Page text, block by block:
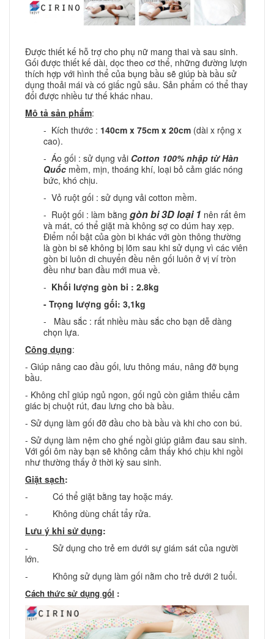
Được thiết kế hỗ trợ cho phụ nữ mang thai và sau sinh.
Gối được thiết kế dài, dọc theo cơ thể, những đường lượn
thích hợp với hình thể của bụng bầu sẽ giúp bà bầu sử
dụng thoải mái và có giấc ngủ sâu. Sản phẩm có thể thay
đổi được nhiều tư thế khác nhau.
Mô tả sản phẩm:
- Kích thước : 140cm x 75cm x 20cm (dài x rộng x
cao).
- Áo gối : sử dụng vải Cotton 100% nhập từ Hàn
Quốc mềm, mịn, thoáng khí, loại bỏ cảm giác nóng
bức, khó chịu.
- Vỏ ruột gối : sử dụng vải cotton mềm.
- Ruột gối : làm bằng gòn bi 3D loại 1 nên rất êm
và mát, có thể giặt mà không sợ co dúm hay xẹp.
Điểm nổi bật của gòn bi khác với gòn thông thường
là gòn bi sẽ không bị lõm sau khi sử dụng vì các viên
gòn bi luôn di chuyển đều nên gối luôn ở vị ví tròn
đều như ban đầu mới mua về.
- Khối lượng gòn bi : 2.8kg
- Trọng lượng gối: 3,1kg
- Màu sắc : rất nhiều màu sắc cho bạn dễ dàng
chọn lựa.
Công dụng:
- Giúp nâng cao đầu gối, lưu thông máu, nâng đỡ bụng
bầu.
- Không chỉ giúp ngủ ngon, gối ngủ còn giảm thiểu cảm
giác bị chuột rút, đau lưng cho bà bầu.
- Sử dụng làm gối đỡ đầu cho bà bầu và khi cho con bú.
- Sử dụng làm nệm cho ghế ngồi giúp giảm đau sau sinh.
Với gối ôm này bạn sẽ không cảm thấy khó chịu khi ngồi
như thường thấy ở thời kỳ sau sinh.
Giặt sạch:
- Có thể giặt bằng tay hoặc máy.
- Không dùng chất tẩy rửa.
Lưu ý khi sử dụng:
- Sử dụng cho trẻ em dưới sự giám sát của người
lớn.
- Không sử dụng làm gối nằm cho trẻ dưới 2 tuổi.
Cách thức sử dụng gối :